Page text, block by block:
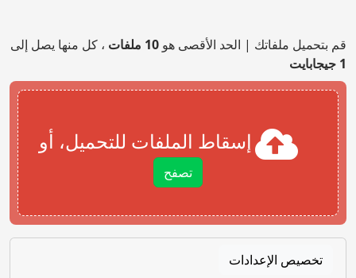
قم بتحميل ملفاتك | الحد الأقصى هو 10 ملفات
، كل منها يصل إلى
1 جيجابايت
إسقاط الملفات للتحميل، أو
تصفح
تخصيص الإعدادات